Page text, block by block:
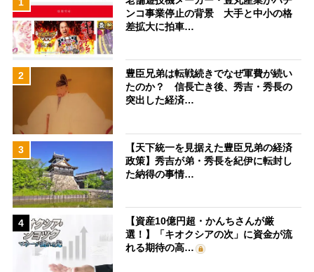
ンコ事業停止の背景 大手と中小の格
差拡大に拍車…
2
豊臣兄弟は転戦続きでなぜ軍費が続い
たのか？ 信長亡き後、秀吉・秀長の
突出した経済…
3
【天下統一を見据えた豊臣兄弟の経済
政策】秀吉が弟・秀長を紀伊に転封し
た納得の事情…
4
【資産10億円超・かんちさんが厳
選！】「キオクシアの次」に資金が流
れる期待の高…